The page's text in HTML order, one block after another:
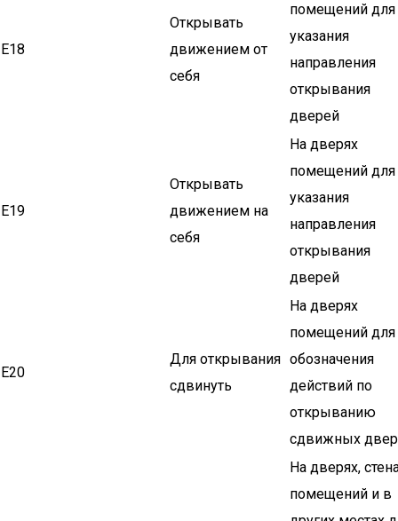
Е18
Открывать
движением от
себя
помещений для
указания
направления
открывания
дверей
Е19
Открывать
движением на
себя
На дверях
помещений для
указания
направления
открывания
дверей
Е20
Для открывания
сдвинуть
На дверях
помещений для
обозначения
действий по
открыванию
сдвижных
На дверях,
помещений и в